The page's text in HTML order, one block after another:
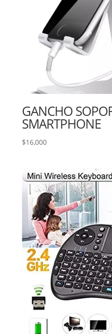
GANCHO
SMARTPHONE
$16,000